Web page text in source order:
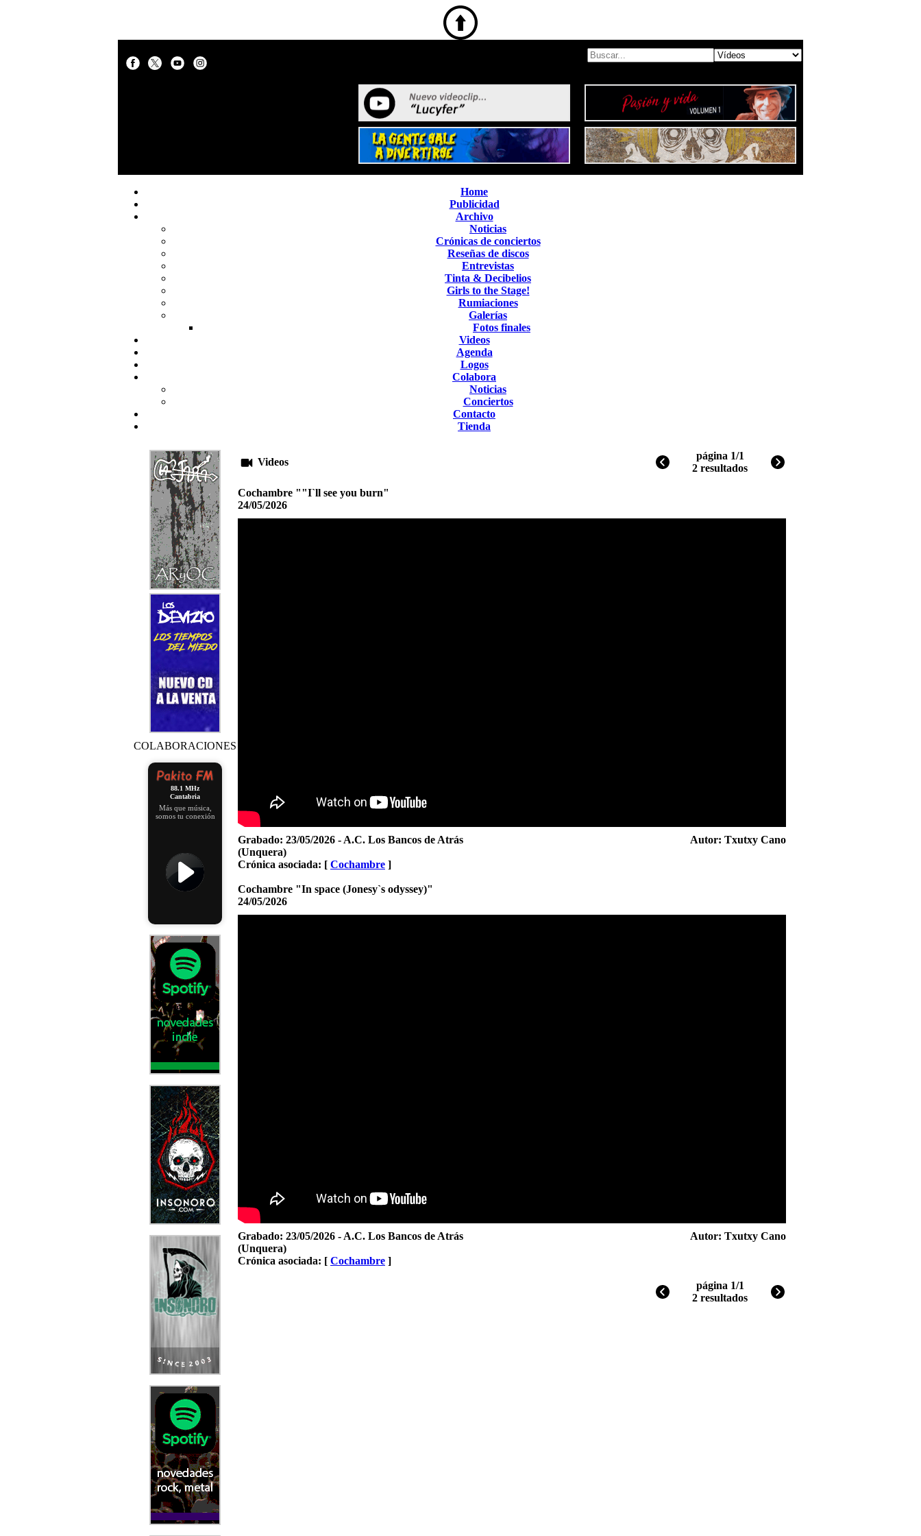
Home
Publicidad
Archivo
Noticias
Crónicas de conciertos
Reseñas de discos
Entrevistas
Tinta & Decibelios
Girls to the Stage!
Rumiaciones
Galerías
Fotos finales
Videos
Agenda
Logos
Colabora
Noticias
Conciertos
Contacto
Tienda
COLABORACIONES
88.1 MHz
Cantabria
Más que música,
somos tu conexión
Videos
página 1/1
2 resultados
Cochambre ""I`ll see you burn"
24/05/2026
Grabado: 23/05/2026 - A.C. Los Bancos de Atrás
(Unquera)
Autor: Txutxy Cano
Crónica asociada: [ Cochambre ]
Cochambre "In space (Jonesy`s odyssey)"
24/05/2026
Grabado: 23/05/2026 - A.C. Los Bancos de Atrás
(Unquera)
Autor: Txutxy Cano
Crónica asociada: [ Cochambre ]
página 1/1
2 resultados